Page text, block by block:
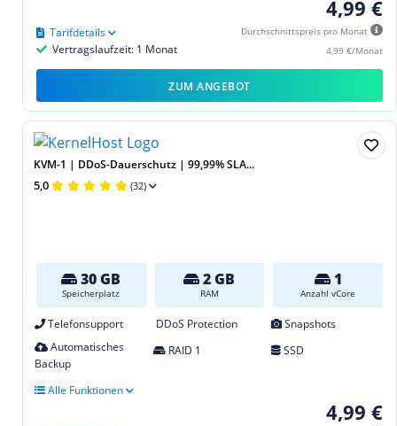
4,99 €
Durchschnittspreis pro Monat
4,99 €/Monat
Vertragslaufzeit: 1 Monat
Tarifdetails
ZUM ANGEBOT
KVM-1 | DDoS-Dauerschutz | 99,99% SLA...
5,0 (32)
30 GB
Speicherplatz
2 GB
RAM
1
Anzahl vCore
Telefonsupport DDoS Protection
Snapshots
Automatisches
Backup
RAID 1 SSD
Alle Funktionen
4,99 €